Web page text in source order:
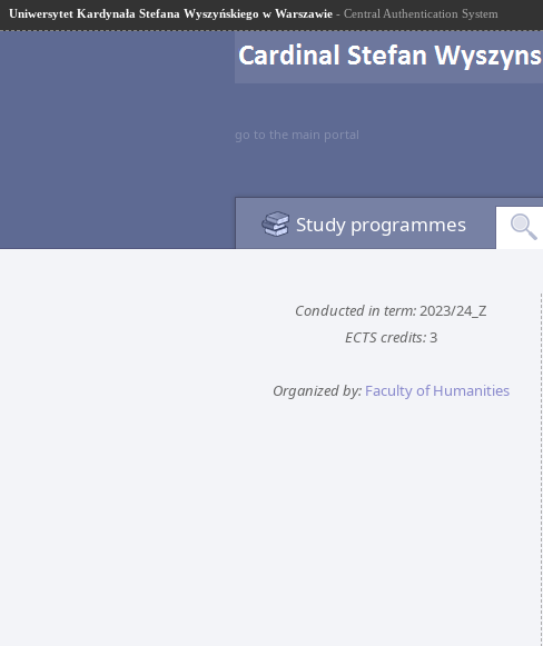
Uniwersytet Kardynała Stefana Wyszyńskiego w Warszawie - Central Authentication System
go to the main portal
Study programmes
Conducted in term:2023/24_Z
ECTS credits:3
Organized by: Faculty of Humanities